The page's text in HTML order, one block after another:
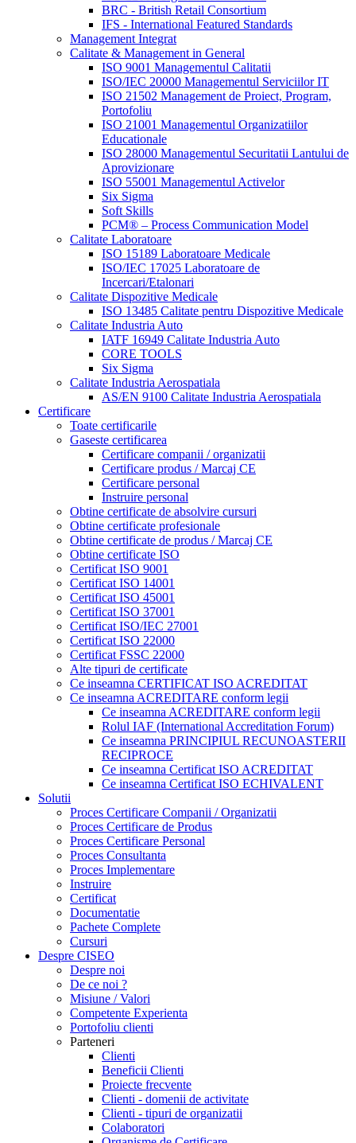
BRC - British Retail Consortium
IFS - International Featured Standards
Management Integrat
Calitate & Management in General
ISO 9001 Managementul Calitatii
ISO/IEC 20000 Managementul Serviciilor IT
ISO 21502 Management de Proiect, Program,
Portofoliu
ISO 21001 Managementul Organizatiilor
Educationale
ISO 28000 Managementul Securitatii Lantului de
Aprovizionare
ISO 55001 Managementul Activelor
Six Sigma
Soft Skills
PCM® – Process Communication Model
Calitate Laboratoare
ISO 15189 Laboratoare Medicale
ISO/IEC 17025 Laboratoare de
Incercari/Etalonari
Calitate Dispozitive Medicale
ISO 13485 Calitate pentru Dispozitive Medicale
Calitate Industria Auto
IATF 16949 Calitate Industria Auto
CORE TOOLS
Six Sigma
Calitate Industria Aerospatiala
AS/EN 9100 Calitate Industria Aerospatiala
Certificare
Toate certificarile
Gaseste certificarea
Certificare companii / organizatii
Certificare produs / Marcaj CE
Certificare personal
Instruire personal
Obtine certificate de absolvire cursuri
Obtine certificate profesionale
Obtine certificate de produs / Marcaj CE
Obtine certificate ISO
Certificat ISO 9001
Certificat ISO 14001
Certificat ISO 45001
Certificat ISO 37001
Certificat ISO/IEC 27001
Certificat ISO 22000
Certificat FSSC 22000
Alte tipuri de certificate
Ce inseamna CERTIFICAT ISO ACREDITAT
Ce inseamna ACREDITARE conform legii
Ce inseamna ACREDITARE conform legii
Rolul IAF (International Accreditation Forum)
Ce inseamna PRINCIPIUL RECUNOASTERII
RECIPROCE
Ce inseamna Certificat ISO ACREDITAT
Ce inseamna Certificat ISO ECHIVALENT
Solutii
Proces Certificare Companii / Organizatii
Proces Certificare de Produs
Proces Certificare Personal
Proces Consultanta
Proces Implementare
Instruire
Certificat
Documentatie
Pachete Complete
Cursuri
Despre CISEO
Despre noi
De ce noi ?
Misiune / Valori
Competente Experienta
Portofoliu clienti
Parteneri
Clienti
Beneficii Clienti
Proiecte frecvente
Clienti - domenii de activitate
Clienti - tipuri de organizatii
Colaboratori